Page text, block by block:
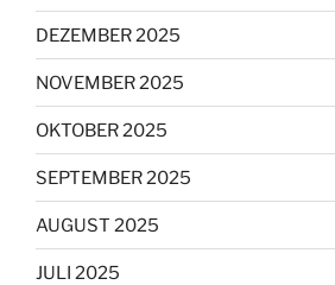
DEZEMBER 2025
NOVEMBER 2025
OKTOBER 2025
SEPTEMBER 2025
AUGUST 2025
JULI 2025